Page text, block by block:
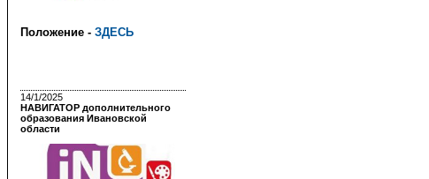
Положение - ЗДЕСЬ
14/1/2025
НАВИГАТОР дополнительного
образования Ивановской
области